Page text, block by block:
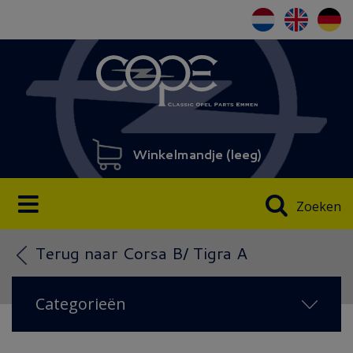
Winkelmandje (leeg)
Zoeken
Terug naar Corsa B/ Tigra A
Categorieën
NIEUW 2026(19)